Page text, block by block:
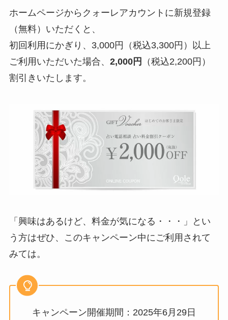
ホームページからクォーレアカウントに新規登録
（無料）いただくと、
初回利用にかぎり、3,000円（税込3,300円）以上
ご利用いただいた場合、 2,000円
（税込2,200円）
割引きいたします。
「興味はあるけど、料金が気になる・・・」とい
う方はぜひ、このキャンペーン中にご利用されて
みては。
キャンペーン開催期間：2025年6月29日